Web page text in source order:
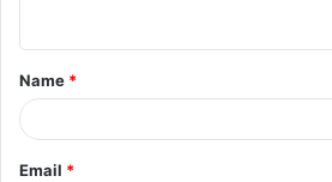
t
*
Name *
Email *